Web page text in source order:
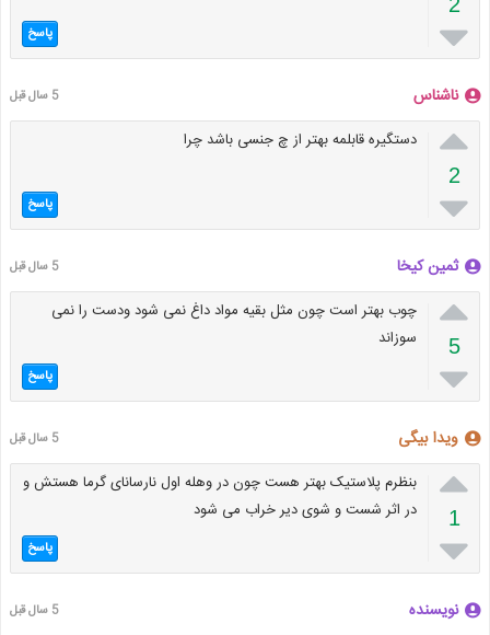
 پاسخ
ناشناس 5 سال قبل

2

دستگیره قابلمه بهتر از چ جنسی باشد چرا
پاسخ
ثمین کیخا 5 سال قبل

5

چوب بهتر است چون مثل بقیه مواد داغ نمی شود ودست را نمی
سوزاند
پاسخ
ویدا بیگی 5 سال قبل

1

بنظرم پلاستیک بهتر هست چون در وهله اول نارسانای گرما هستش و
در اثر شست و شوی دیر خراب می شود
پاسخ
نویسنده 5 سال قبل